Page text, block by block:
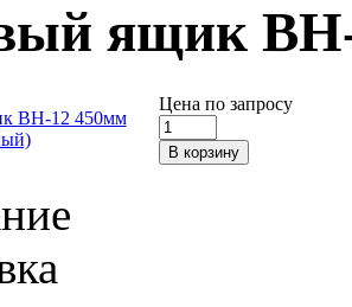
ящик
Цена по запросу